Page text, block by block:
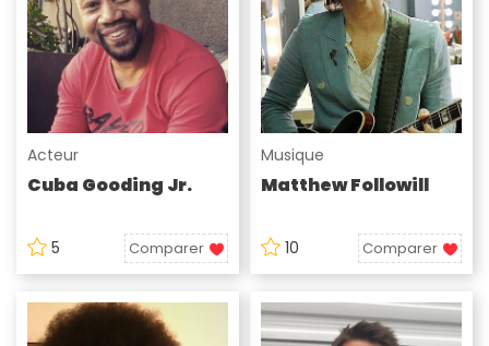
Acteur
Cuba Gooding Jr.
5 Comparer
Musique
Matthew Followill
10 Comparer